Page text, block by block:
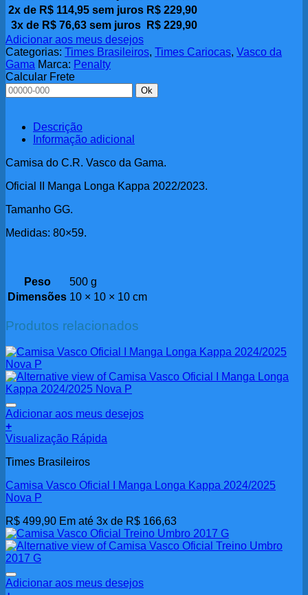
Longa
Kappa
2022/2023
Nova
GG
quantidade
2x de R$114,95sem juros R$ 229,90
3x de R$76,63sem juros R$ 229,90
Adicionar aos meus desejos
Categorias: Times Brasileiros, Times Cariocas, Vasco da
Gama Marca: Penalty
Calcular Frete
Ok
Descrição
Informação adicional
Camisa do C.R. Vasco da Gama.
Oficial II Manga Longa Kappa 2022/2023.
Tamanho GG.
Medidas: 80×59.
Peso
500 g
Dimensões 10 × 10 × 10 cm
Produtos relacionados
Adicionar aos meus desejos
+
Visualização Rápida
Times Brasileiros
Camisa Vasco Oficial I Manga Longa Kappa 2024/2025
Nova P
R$ 499,90 Em até 3x de R$ 166,63
Adicionar aos meus desejos